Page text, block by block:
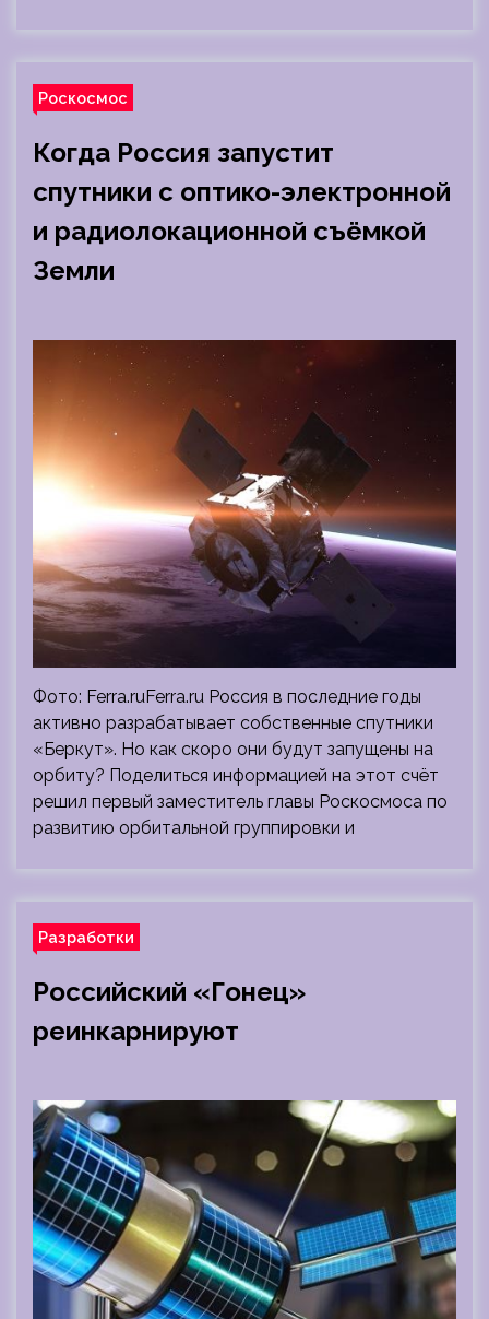
Роскосмос
Когда Россия запустит
спутники с оптико-электронной
и радиолокационной съёмкой
Земли
Фото: Ferra.ruFerra.ru Россия в последние годы
активно разрабатывает собственные спутники
«Беркут». Но как скоро они будут запущены на
орбиту? Поделиться информацией на этот счёт
решил первый заместитель главы Роскосмоса по
развитию орбитальной группировки и
Разработки
Российский «Гонец»
реинкарнируют